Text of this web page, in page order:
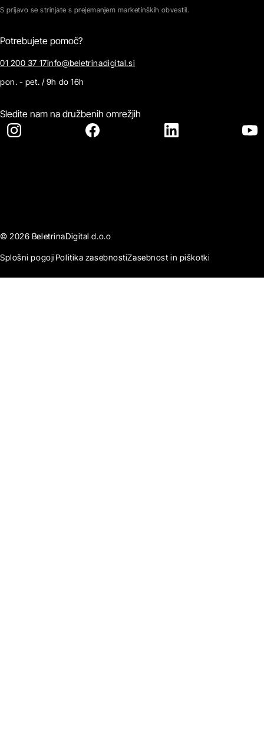
S prijavo se strinjate s prejemanjem marketinških obvestil.
Potrebujete pomoč?
01 200 37 17info@beletrinadigital.si
pon. - pet. / 9h do 16h
Sledite nam na družbenih omrežjih
© 2026 BeletrinaDigital d.o.o
Splošni pogojiPolitika zasebnostiZasebnost in piškotki